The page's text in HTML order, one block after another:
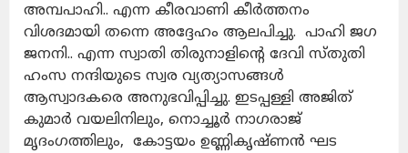
അമ്പപാഹി.. എന്ന കീരവാണി കീർത്തനം
വിശദമായി തന്നെ അദ്ദേഹം ആലപിച്ചു. പാഹി ജഗ
ജനനി.. എന്ന സ്വാതി തിരുനാളിന്റെ ദേവി സ്തുതി
ഹംസ നന്ദിയുടെ സ്വര വ്യത്യാസങ്ങൾ
ആസ്വാദകരെ അനുഭവിപ്പിച്ചു. ഇടപ്പള്ളി അജിത്
കുമാർ വയലിനിലും, നൊച്ചൂർ നാഗരാജ്
മൃദംഗത്തിലും, കോട്ടയം ഉണ്ണികൃഷ്ണൻ ഘട